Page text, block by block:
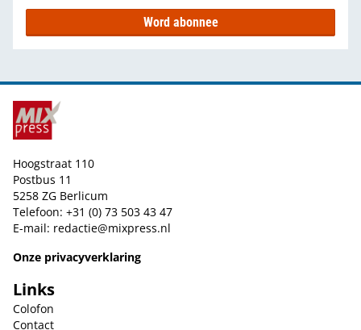
Word abonnee
Hoogstraat 110
Postbus 11
5258 ZG Berlicum
Telefoon: +31 (0) 73 503 43 47
E-mail: redactie@mixpress.nl
Onze privacyverklaring
Links
Colofon
Contact